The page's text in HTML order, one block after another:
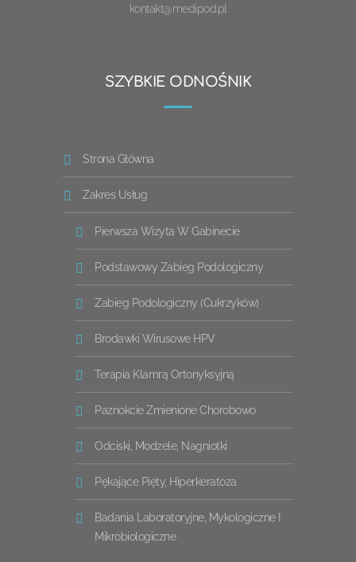
kontakt@medipod.pl
SZYBKIE ODNOŚNIK
Strona Główna
Zakres Usług
Pierwsza Wizyta W Gabinecie
Podstawowy Zabieg Podologiczny
Zabieg Podologiczny (cukrzyków)
Brodawki Wirusowe HPV
Terapia Klamrą Ortonyksyjną
Paznokcie Zmienione Chorobowo
Odciski, Modzele, Nagniotki
Pękające Pięty, Hiperkeratoza
Badania Laboratoryjne, Mykologiczne I
Mikrobiologiczne